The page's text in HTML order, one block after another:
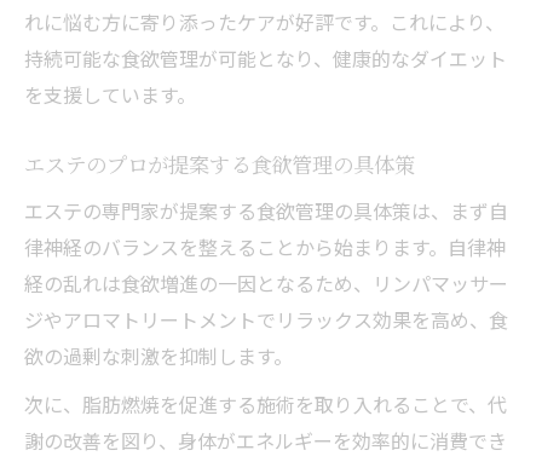
れに悩む方に寄り添ったケアが好評です。これにより、
持続可能な食欲管理が可能となり、健康的なダイエット
を支援しています。
エステのプロが提案する食欲管理の具体策
エステの専門家が提案する食欲管理の具体策は、まず自
律神経のバランスを整えることから始まります。自律神
経の乱れは食欲増進の一因となるため、リンパマッサー
ジやアロマトリートメントでリラックス効果を高め、食
欲の過剰な刺激を抑制します。
次に、脂肪燃焼を促進する施術を取り入れることで、代
謝の改善を図り、身体がエネルギーを効率的に消費でき